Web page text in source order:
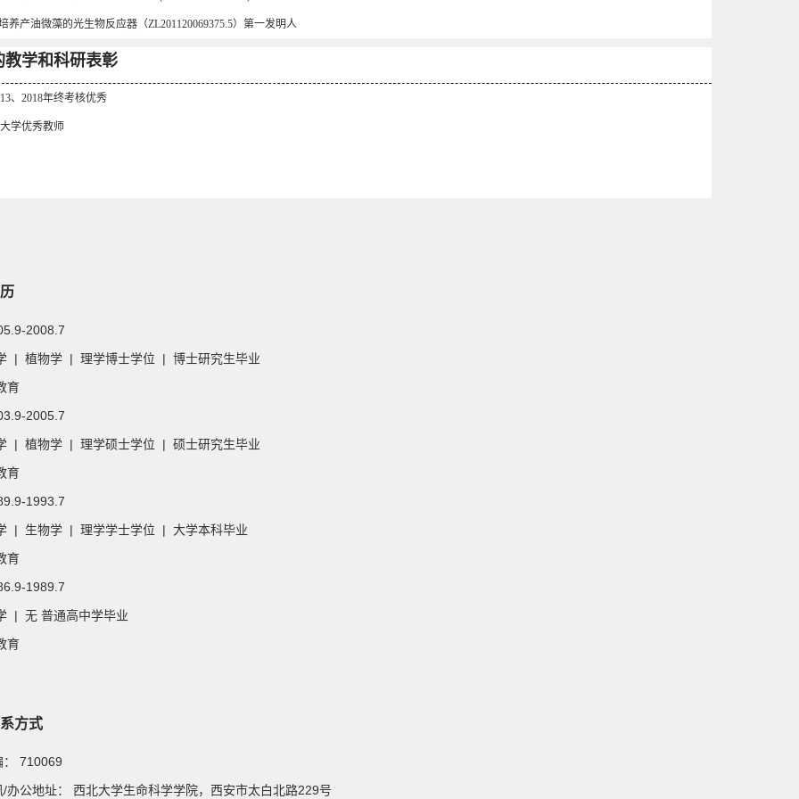
养产油微藻的光生物反应器（ZL201120069375.5）第一发明人
教学和科研表彰
、2018年终考核优秀
学优秀教师
2008.7
| 植物学 | 理学博士学位 | 博士研究生毕业
育
2005.7
| 植物学 | 理学硕士学位 | 硕士研究生毕业
育
1993.7
| 生物学 | 理学学士学位 | 大学本科毕业
育
1989.7
| 无 普通高中学毕业
育
方式
710069
办公地址： 西北大学生命科学学院，西安市太白北路229号